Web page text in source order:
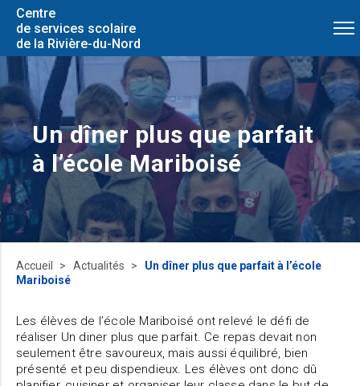
Centre
de services scolaire
de la Rivière-du-Nord
Un dîner plus que parfait
à l’école Mariboisé
Accueil Actualités
Un dîner plus que parfait à l’école
Mariboisé
Les élèves de l’école Mariboisé ont relevé le défi de
réaliser Un diner plus que parfait. Ce repas devait non
seulement être savoureux, mais aussi équilibré, bien
présenté et peu dispendieux. Les élèves ont donc dû